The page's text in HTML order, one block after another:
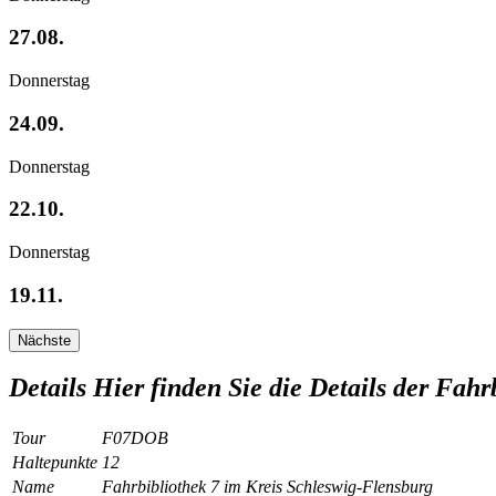
27.08.
Donnerstag
24.09.
Donnerstag
22.10.
Donnerstag
19.11.
Nächste
Details Hier finden Sie die Details der
Tour
F07DOB
Haltepunkte 12
Name
Fahrbibliothek 7 im Kreis Schleswig-Flensburg